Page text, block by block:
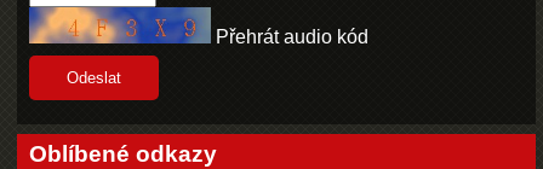
Přehrát audio kód
Oblíbené odkazy